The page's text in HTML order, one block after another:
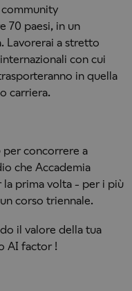
community
70 paesi, in un
Lavorerai a stretto
con cui
in quella
carriera.
per concorrere a
che Accademia
prima volta - per i più
corso triennale.
il valore della tua
AI factor !